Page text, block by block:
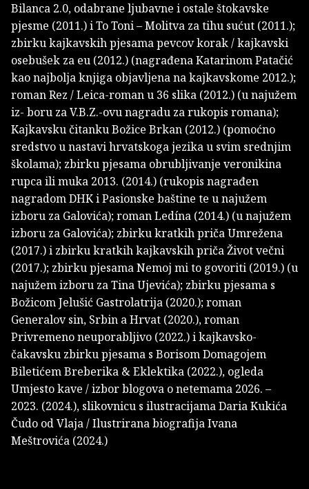
Bilanca 2.0, odabrane ljubavne i ostale štokavske
pjesme (2011.) i To Toni – Molitva za tihu sućut (2011.);
zbirku kajkavskih pjesama pevcov korak / kajkavski
osebušek za eu (2012.) (nagrađena Katarinom Patačić
kao najbolja knjiga objavljena na kajkavskome 2012.);
roman Rez / Leica-roman u 36 slika (2012.) (u najužem
iz- boru za V.B.Z.-ovu nagradu za rukopis romana);
Kajkavsku čitanku Božice Brkan (2012.) (pomoćno
sredstvo u nastavi hrvatskoga jezika u svim srednjim
školama); zbirku pjesama obrubljivanje veronikina
rupca ili muka 2013. (2014.) (rukopis nagrađen
nagradom DHK i Pasionske baštine te u najužem
izboru za Galovića); roman Ledína (2014.) (u najužem
izboru za Galovića); zbirku kratkih priča Umrežena
(2017.) i zbirku kratkih kajkavskih priča Život večni
(2017.); zbirku pjesama Nemoj mi to govoriti (2019.) (u
najužem izboru za Tina Ujevića); zbirku pjesama s
Božicom Jelušić Gastrolatrija (2020.); roman
Generalov sin, Srbin a Hrvat (2020.), roman
Privremeno neuporabljivo (2022.) i kajkavsko-
čakavsku zbirku pjesama s Borisom Domagojem
Biletićem Breberika & Eklektika (2022.), ogleda
Umjesto kave / izbor blogova o netemama 2026. –
2023. (2024.), slikovnicu s ilustracijama Daria Kukića
Čudo od Vlaja / Ilustrirana biografija Ivana
Meštrovića (2024.)